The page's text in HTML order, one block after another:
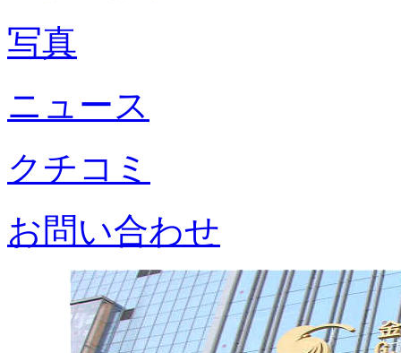
写真
ニュース
クチコミ
お問い合わせ